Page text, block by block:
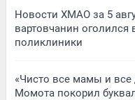
Новости ХМАО за 5
вартовчанин
поликлиники
«Чисто все мамы и все
Момота покорил